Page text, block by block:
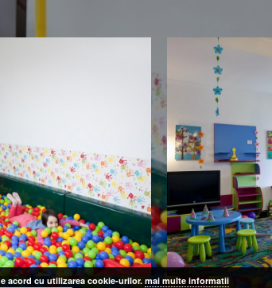
acord cu utilizarea cookie-urilor. mai multe informatii